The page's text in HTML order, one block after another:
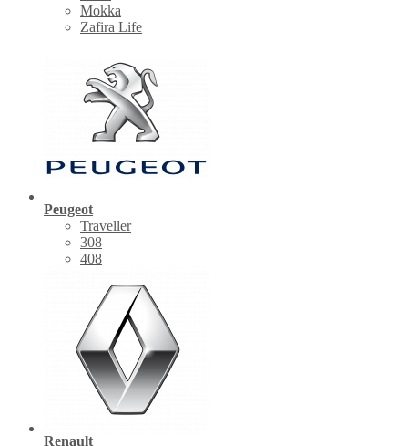
Mokka
Zafira Life
Peugeot
Traveller
308
408
Renault